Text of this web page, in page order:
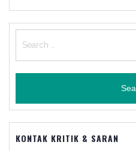
for:
KONTAK KRITIK & SARAN